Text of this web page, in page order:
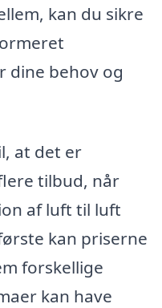
kan du sikre
dine behov og
at det er
tilbud, når
af luft til luft
kan priserne
forskellige
kan have